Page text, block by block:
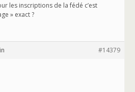
les inscriptions de la fédé c’est
» exact ?
#14379